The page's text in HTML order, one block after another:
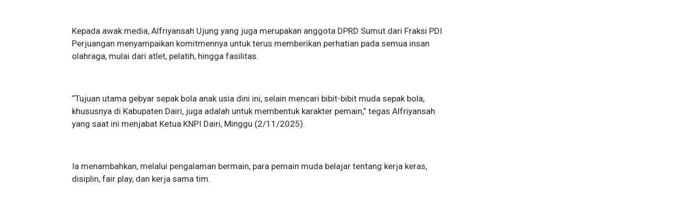
Kepada awak media, Alfriyansah Ujung yang juga merupakan anggota DPRD Sumut dari Fraksi PDI
Perjuangan menyampaikan komitmennya untuk terus memberikan perhatian pada semua insan
olahraga, mulai dari atlet, pelatih, hingga fasilitas.
“Tujuan utama gebyar sepak bola anak usia dini ini, selain mencari bibit-bibit muda sepak bola,
khususnya di Kabupaten Dairi, juga adalah untuk membentuk karakter pemain,” tegas Alfriyansah
yang saat ini menjabat Ketua KNPI Dairi, Minggu (2/11/2025).
Ia menambahkan, melalui pengalaman bermain, para pemain muda belajar tentang kerja keras,
disiplin, fair play, dan kerja sama tim.